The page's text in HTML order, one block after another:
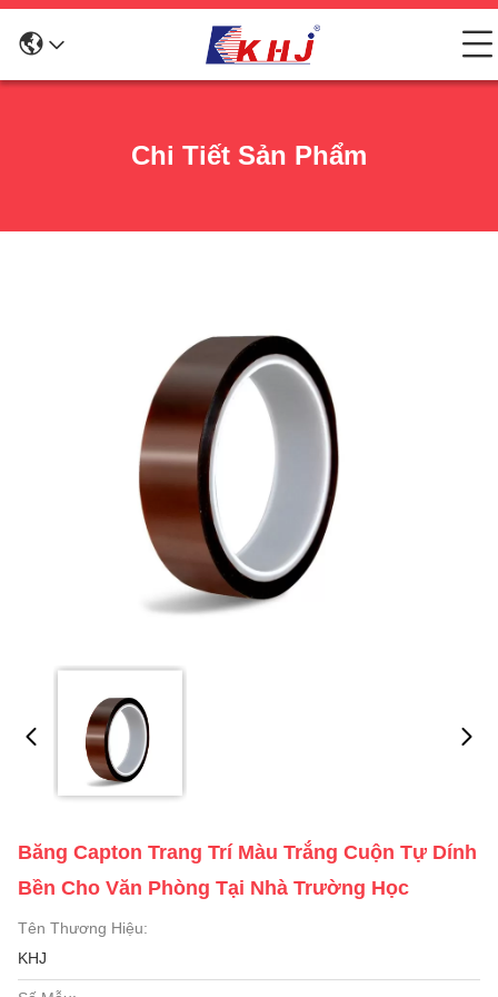
Chi Tiết Sản Phẩm
Băng Capton Trang Trí Màu Trắng Cuộn Tự Dính
Bền Cho Văn Phòng Tại Nhà Trường Học
Tên Thương Hiệu:
KHJ